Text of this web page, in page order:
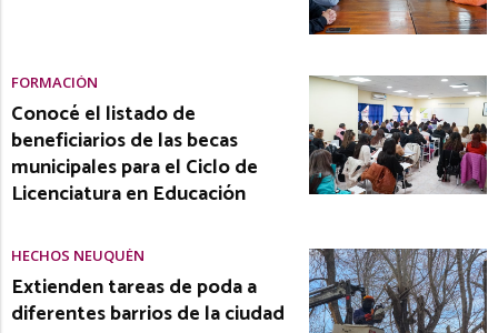
FORMACIÓN
Conocé el listado de
beneficiarios de las becas
municipales para el Ciclo de
Licenciatura en Educación
HECHOS NEUQUÉN
Extienden tareas de poda a
diferentes barrios de la ciudad